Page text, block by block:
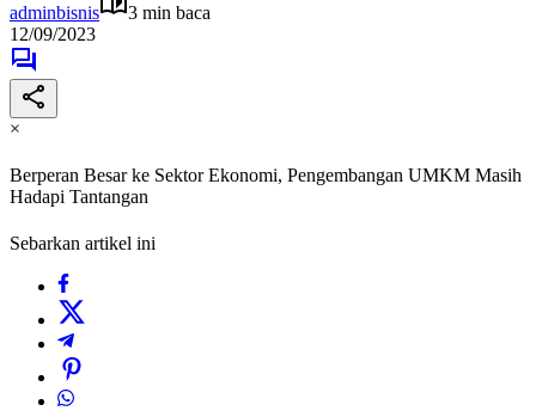
adminbisnis
3 min baca
12/09/2023
×
Berperan Besar ke Sektor Ekonomi, Pengembangan UMKM Masih
Hadapi Tantangan
Sebarkan artikel ini